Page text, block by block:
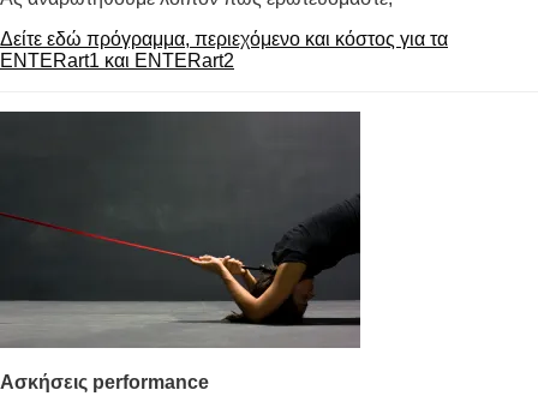
Δείτε εδώ πρόγραμμα, περιεχόμενο και κόστος για τα
ENTERart1 και ENTERart2
Aσκήσεις performance